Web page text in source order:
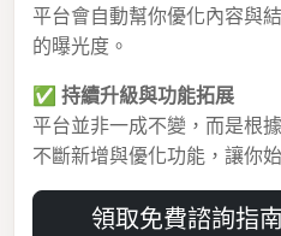
平台會自動幫你優化內容與
的曝光度。
✅ 持續升級與功能拓展
平台並非一成不變，而是根
不斷新增與優化功能，讓你
領取免費諮詢指南